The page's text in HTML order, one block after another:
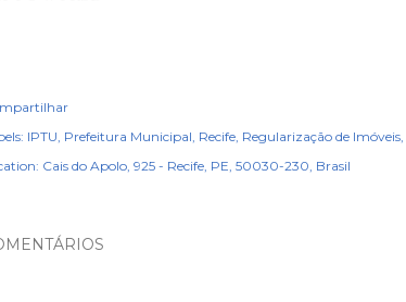
IPTU Prefeitura Municipal Recife Regularização de Imóveis
Cais do Apolo, 925 - Recife, PE, 50030-230, Brasil